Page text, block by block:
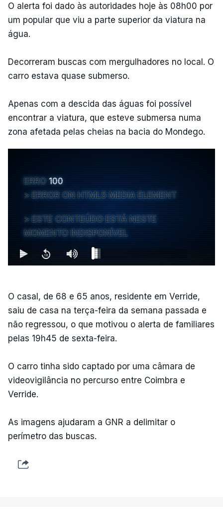
O alerta foi dado às autoridades hoje às 08h00 por
um popular que viu a parte superior da viatura na
água.
Decorreram buscas com mergulhadores no local. O
carro estava quase submerso.
Apenas com a descida das águas foi possível
encontrar a viatura, que esteve submersa numa
zona afetada pelas cheias na bacia do Mondego.
ERRO 100
ERROR ON HTML5 MEDIA ELEMENT
ESTE CONTEÚDO ESTÁ NESTE
MOMENTO INDISPONÍVEL
O casal, de 68 e 65 anos, residente em Verride,
saiu de casa na terça-feira da semana passada e
não regressou, o que motivou o alerta de familiares
pelas 19h45 de sexta-feira.
O carro tinha sido captado por uma câmara de
videovigilância no percurso entre Coimbra e
Verride.
As imagens ajudaram a GNR a delimitar o
perímetro das buscas.